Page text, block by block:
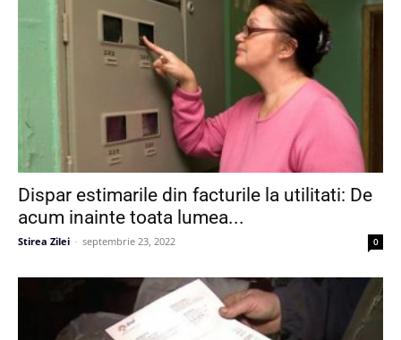
Dispar estimarile din facturile la utilitati: De
acum inainte toata lumea...
Stirea Zilei - septembrie 23, 2022 0